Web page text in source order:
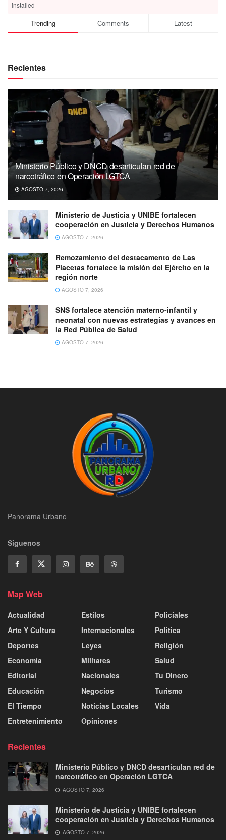
installed
Trending Comments Latest
Recientes
Ministerio Público y DNCD desarticulan red de
narcotráfico en Operación LGTCA
AGOSTO 7, 2026
Ministerio de Justicia y UNIBE fortalecen
cooperación en Justicia y Derechos Humanos
AGOSTO 7, 2026
Remozamiento del destacamento de Las
Placetas fortalece la misión del Ejército en la
región norte
AGOSTO 7, 2026
SNS fortalece atención materno-infantil y
neonatal con nuevas estrategias y avances en
la Red Pública de Salud
AGOSTO 7, 2026
Panorama Urbano
Siguenos
Map Web
Actualidad
Arte Y Cultura
Deportes
Economía
Editorial
Educación
El Tiempo
Entretenimiento
Estilos
Internacionales
Leyes
Militares
Nacionales
Negocios
Noticias Locales
Opiniones
Policiales
Politica
Religión
Salud
Tu Dinero
Turismo
Vida
Recientes
Ministerio Público y DNCD desarticulan red de
narcotráfico en Operación LGTCA
AGOSTO 7, 2026
Ministerio de Justicia y UNIBE fortalecen
cooperación en Justicia y Derechos Humanos
AGOSTO 7, 2026